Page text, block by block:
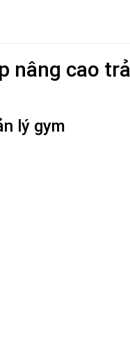
nâng cao
lý gym